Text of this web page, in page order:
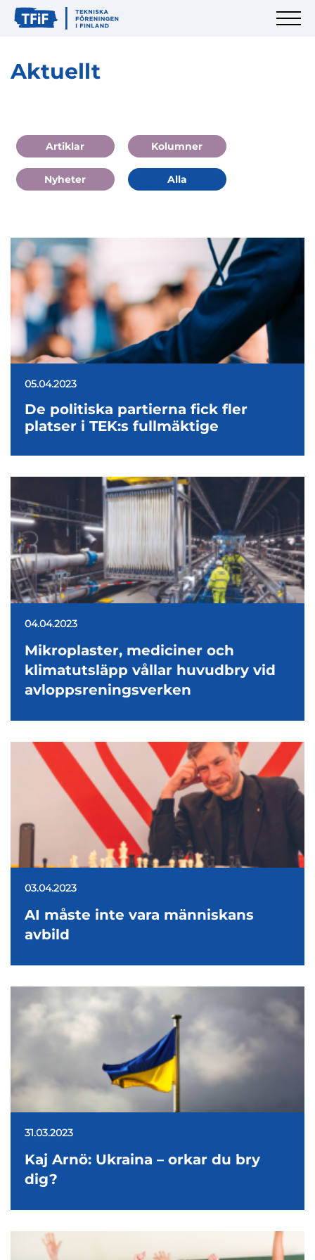
Aktuellt
Artiklar Kolumner
Nyheter Alla
05.04.2023
De politiska partierna fick fler
platser i TEK:s fullmäktige
04.04.2023
Mikroplaster, mediciner och
klimatutsläpp vållar huvudbry vid
avloppsreningsverken
03.04.2023
AI måste inte vara människans
avbild
31.03.2023
Kaj Arnö: Ukraina – orkar du bry
dig?